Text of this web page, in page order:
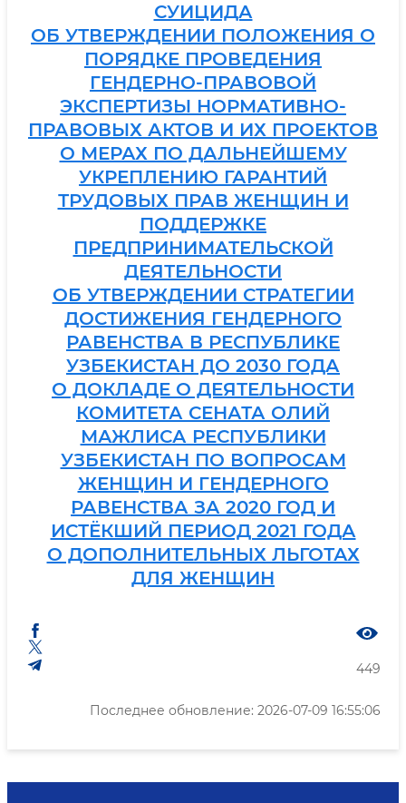
СУИЦИДА
ОБ УТВЕРЖДЕНИИ ПОЛОЖЕНИЯ О
ПОРЯДКЕ ПРОВЕДЕНИЯ
ГЕНДЕРНО-ПРАВОВОЙ
ЭКСПЕРТИЗЫ НОРМАТИВНО-
ПРАВОВЫХ АКТОВ И ИХ ПРОЕКТОВ
О МЕРАХ ПО ДАЛЬНЕЙШЕМУ
УКРЕПЛЕНИЮ ГАРАНТИЙ
ТРУДОВЫХ ПРАВ ЖЕНЩИН И
ПОДДЕРЖКЕ
ПРЕДПРИНИМАТЕЛЬСКОЙ
ДЕЯТЕЛЬНОСТИ
ОБ УТВЕРЖДЕНИИ СТРАТЕГИИ
ДОСТИЖЕНИЯ ГЕНДЕРНОГО
РАВЕНСТВА В РЕСПУБЛИКЕ
УЗБЕКИСТАН ДО 2030 ГОДА
О ДОКЛАДЕ О ДЕЯТЕЛЬНОСТИ
КОМИТЕТА СЕНАТА ОЛИЙ
МАЖЛИСА РЕСПУБЛИКИ
УЗБЕКИСТАН ПО ВОПРОСАМ
ЖЕНЩИН И ГЕНДЕРНОГО
РАВЕНСТВА ЗА 2020 ГОД И
ИСТЁКШИЙ ПЕРИОД 2021 ГОДА
О ДОПОЛНИТЕЛЬНЫХ ЛЬГОТАХ
ДЛЯ ЖЕНЩИН
449
Последнее обновление: 2026-07-09 16:55:06